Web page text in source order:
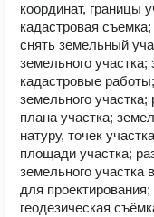
координат, границы
кадастровая
снять земельный
земельного
кадастровые
земельного участка;
плана участка;
натуру, точек
площади участка;
земельного участка
для
геодезическая